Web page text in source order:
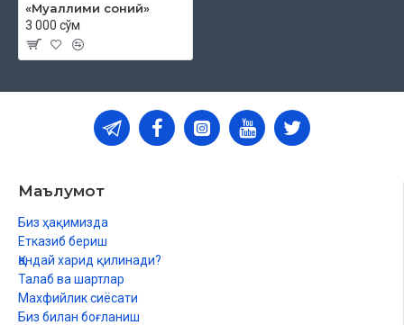
«Муаллими соний»
3 000 сўм
Маълумот
Биз ҳақимизда
Етказиб бериш
Қандай харид қилинади?
Талаб ва шартлар
Махфийлик сиёсати
Биз билан боғланиш